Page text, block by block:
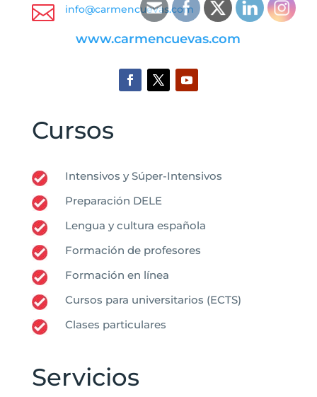
 info@carmencuevas.com
www.carmencuevas.com
Cursos
Intensivos y Súper-Intensivos
Preparación DELE
Lengua y cultura española
Formación de profesores
Formación en línea
Cursos para universitarios (ECTS)
Clases particulares
Servicios